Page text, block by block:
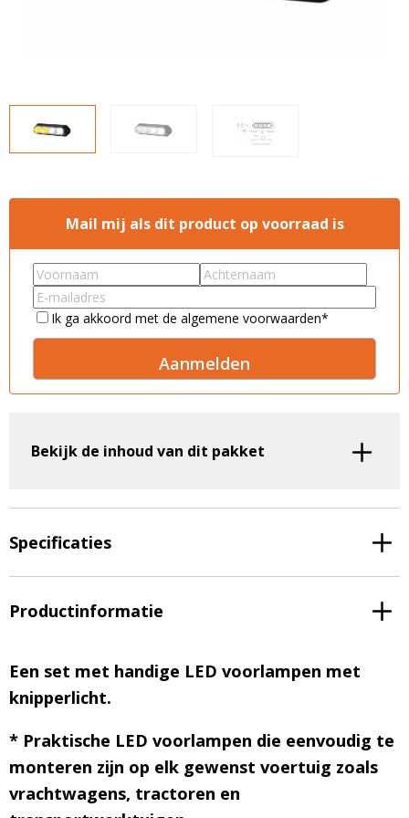
Over ons
Gratis lichtplan
0597-234500
info@ledhandel24.nl
+31611204496
Mail mij als dit product op voorraad is
First
name*
Last
name*
Email*
Consent *
Ik ga akkoord met de algemene voorwaarden*
e
a
i
:
Bekijk de inhoud van dit pakket
Specificaties
Productinformatie
Een set met handige LED voorlampen met
knipperlicht.
* Praktische LED voorlampen die eenvoudig te
monteren zijn op elk gewenst voertuig zoals
vrachtwagens, tractoren en